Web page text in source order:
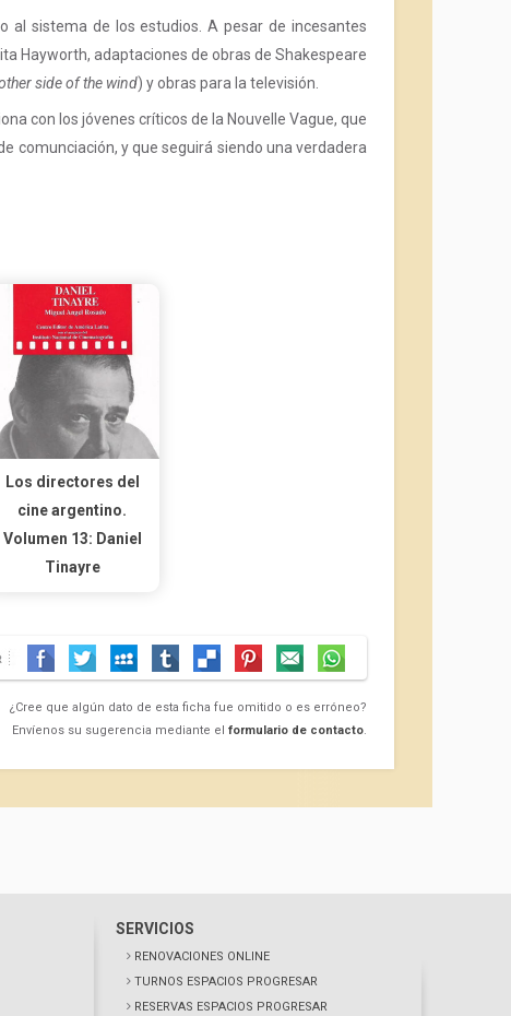
sistema de los estudios. A pesar de incesantes
Hayworth, adaptaciones de obras de Shakespeare
side of the wind) y obras para la televisión.
con los jóvenes críticos de la Nouvelle Vague, que
comunciación, y que seguirá siendo una verdadera
Los directores del
cine argentino.
Volumen 13: Daniel
Tinayre
¿Cree que algún dato de esta ficha fue omitido o es erróneo?
Envíenos su sugerencia mediante el formulario de contacto.
SERVICIOS
RENOVACIONES ONLINE
TURNOS ESPACIOS PROGRESAR
RESERVAS ESPACIOS PROGRESAR